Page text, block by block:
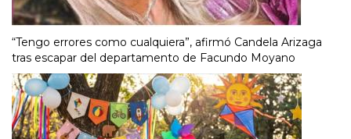
“Tengo errores como cualquiera”, afirmó Candela Arizaga
tras escapar del departamento de Facundo Moyano